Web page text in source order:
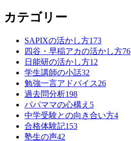
カテゴリー
SAPIXの活かし方173
四谷・早稲アカの活かし方76
日能研の活かし方12
学生講師の小話32
勉強一言アドバイス26
過去問分析198
パパママの心構え 5
中学受験との向き合い方4
合格体験記153
塾生の声42